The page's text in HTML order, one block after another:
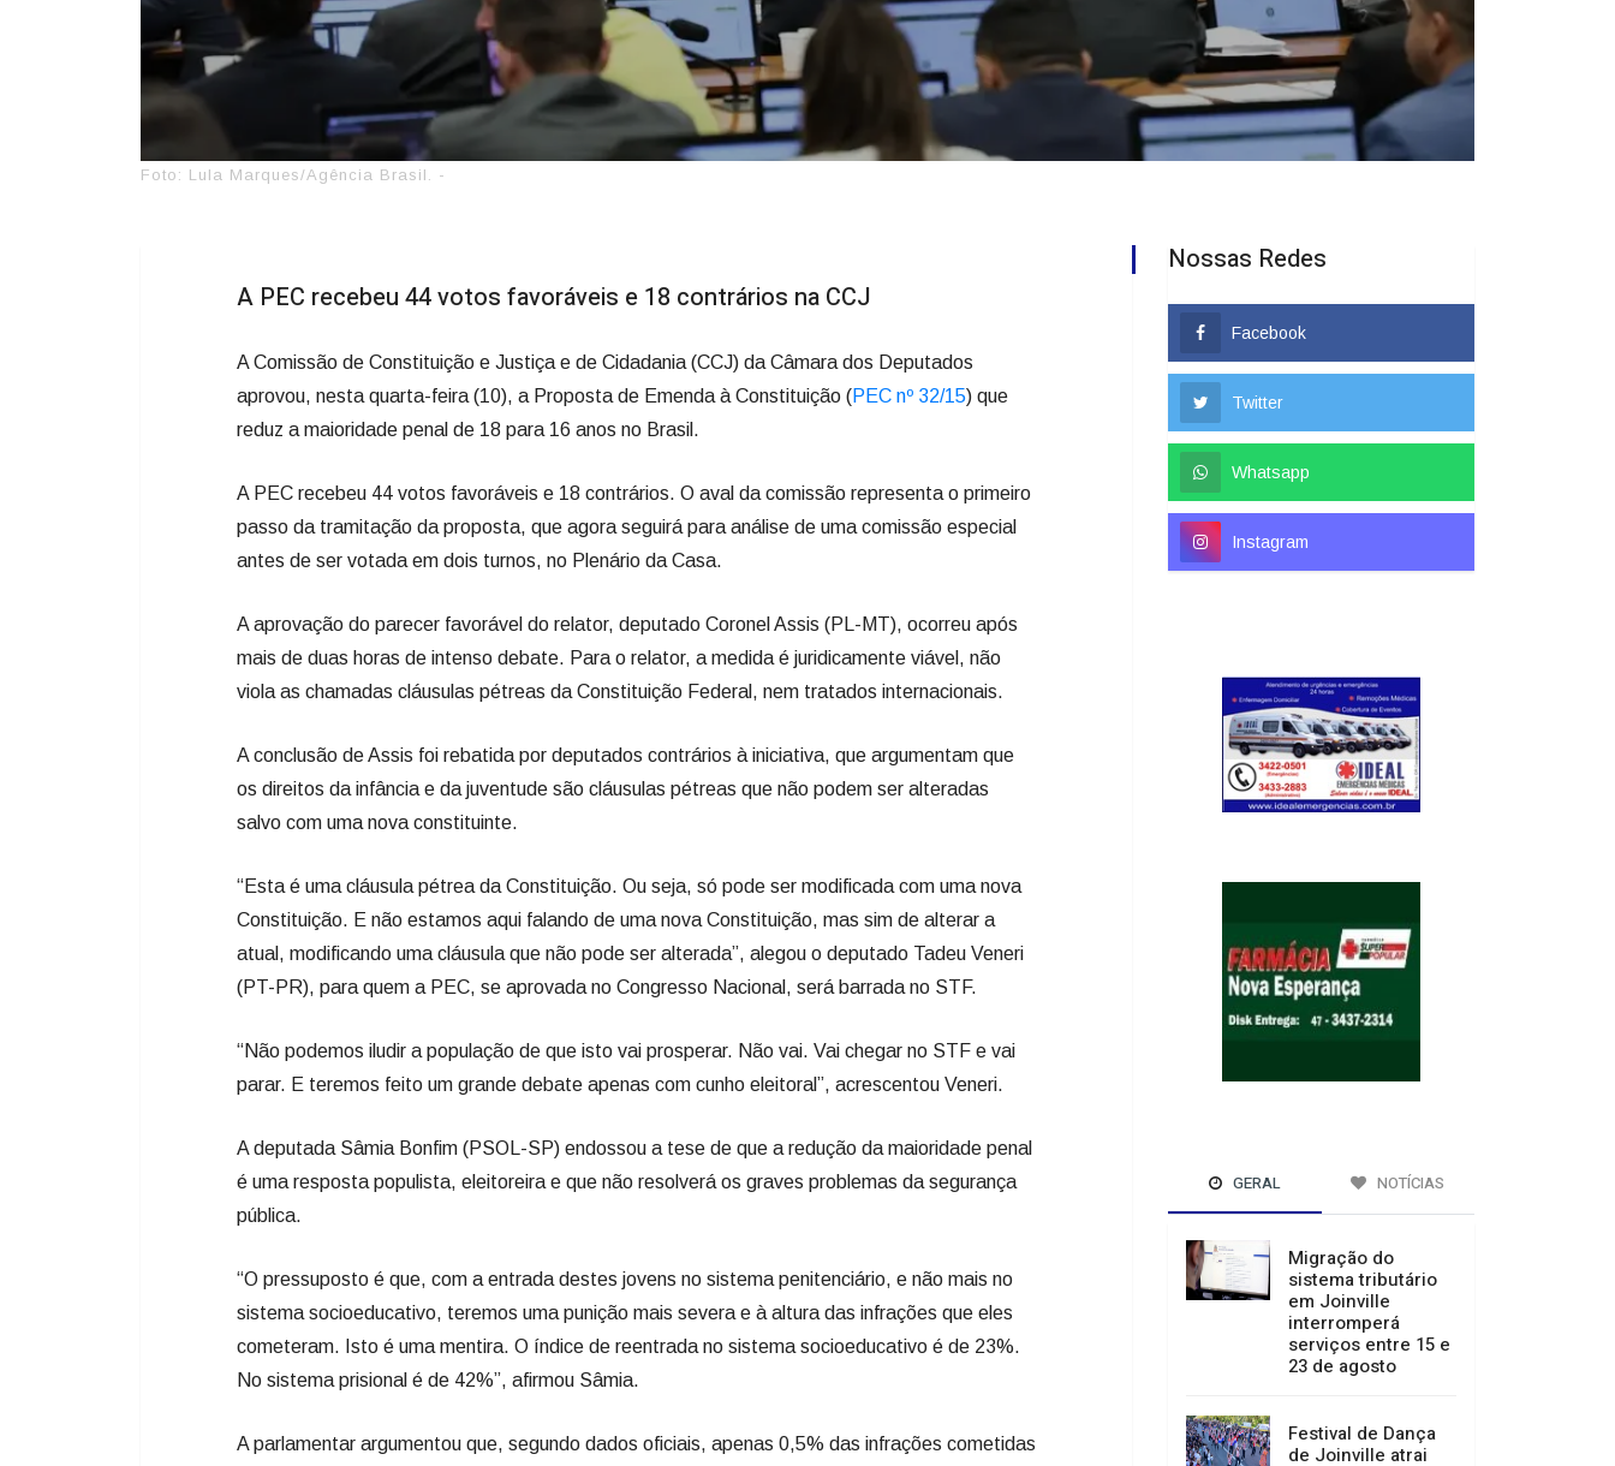
Foto: Lula Marques/Agência Brasil. -
A PEC recebeu 44 votos favoráveis e 18 contrários na CCJ
A Comissão de Constituição e Justiça e de Cidadania (CCJ) da Câmara dos Deputados
aprovou, nesta quarta-feira (10), a Proposta de Emenda à Constituição (PEC nº 32/15) que
reduz a maioridade penal de 18 para 16 anos no Brasil.
A PEC recebeu 44 votos favoráveis e 18 contrários. O aval da comissão representa o primeiro
passo da tramitação da proposta, que agora seguirá para análise de uma comissão especial
antes de ser votada em dois turnos, no Plenário da Casa.
A aprovação do parecer favorável do relator, deputado Coronel Assis (PL-MT), ocorreu após
mais de duas horas de intenso debate. Para o relator, a medida é juridicamente viável, não
viola as chamadas cláusulas pétreas da Constituição Federal, nem tratados internacionais.
A conclusão de Assis foi rebatida por deputados contrários à iniciativa, que argumentam que
os direitos da infância e da juventude são cláusulas pétreas que não podem ser alteradas
salvo com uma nova constituinte.
“Esta é uma cláusula pétrea da Constituição. Ou seja, só pode ser modificada com uma nova
Constituição. E não estamos aqui falando de uma nova Constituição, mas sim de alterar a
atual, modificando uma cláusula que não pode ser alterada”, alegou o deputado Tadeu Veneri
(PT-PR), para quem a PEC, se aprovada no Congresso Nacional, será barrada no STF.
“Não podemos iludir a população de que isto vai prosperar. Não vai. Vai chegar no STF e vai
parar. E teremos feito um grande debate apenas com cunho eleitoral”, acrescentou Veneri.
A deputada Sâmia Bonfim (PSOL-SP) endossou a tese de que a redução da maioridade penal
é uma resposta populista, eleitoreira e que não resolverá os graves problemas da segurança
pública.
“O pressuposto é que, com a entrada destes jovens no sistema penitenciário, e não mais no
sistema socioeducativo, teremos uma punição mais severa e à altura das infrações que eles
cometeram. Isto é uma mentira. O índice de reentrada no sistema socioeducativo é de 23%.
No sistema prisional é de 42%”, afirmou Sâmia.
A parlamentar argumentou que, segundo dados oficiais, apenas 0,5% das infrações cometidas
Nossas Redes
Facebook
Twitter
Whatsapp
Instagram
GERAL NOTÍCIAS
Migração do
sistema tributário
em Joinville
23 de agosto